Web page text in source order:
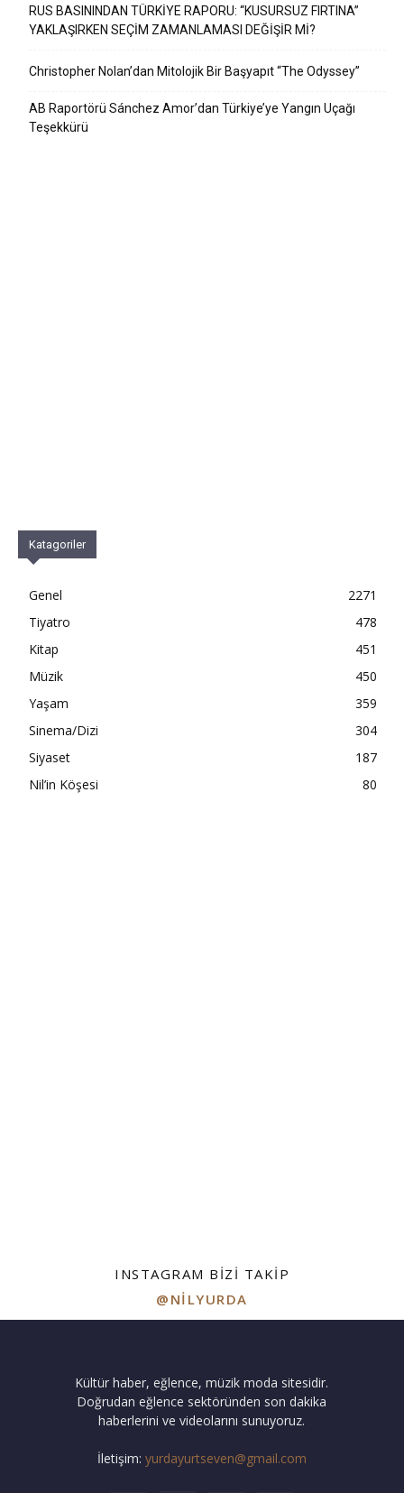
RUS BASININDAN TÜRKİYE RAPORU: “KUSURSUZ FIRTINA”
YAKLAŞIRKEN SEÇİM ZAMANLAMASI DEĞİŞİR Mİ?
Christopher Nolan’dan Mitolojik Bir Başyapıt “The Odyssey”
AB Raportörü Sánchez Amor’dan Türkiye’ye Yangın Uçağı
Teşekkürü
Katagoriler
Genel
2271
Tiyatro
478
Kitap
451
Müzik
450
Yaşam
359
Sinema/Dizi
304
Siyaset
187
Nil’in Köşesi
80
INSTAGRAM BIZI TAKIP
@NILYURDA
Kültür haber, eğlence, müzik moda sitesidir.
Doğrudan eğlence sektöründen son dakika
haberlerini ve videolarını sunuyoruz.
İletişim: yurdayurtseven@gmail.com